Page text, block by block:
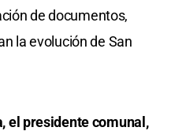
de documentos,
la evolución de San
el presidente comunal,